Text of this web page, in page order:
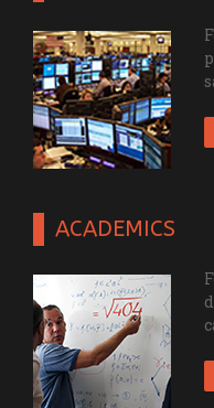
ACADEMICS